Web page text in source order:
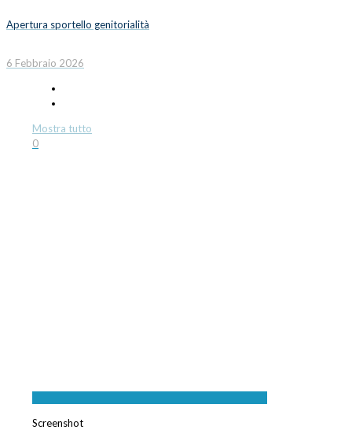
Apertura sportello genitorialità
6 Febbraio 2026
Mostra tutto
0
Screenshot